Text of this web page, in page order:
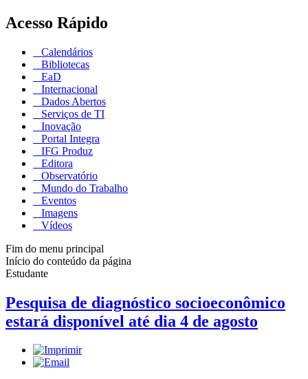
Acesso Rápido
Calendários
Bibliotecas
EaD
Internacional
Dados Abertos
Serviços de TI
Inovação
Portal Integra
IFG Produz
Editora
Observatório
Mundo do Trabalho
Eventos
Imagens
Vídeos
Fim do menu principal
Início do conteúdo da página
Estudante
Pesquisa de diagnóstico socioeconômico
estará disponível até dia 4 de agosto